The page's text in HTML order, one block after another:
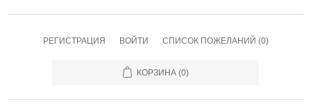
РЕГИСТРАЦИЯ ВОЙТИ СПИСОК ПОЖЕЛАНИЙ (0)
КОРЗИНА (0)